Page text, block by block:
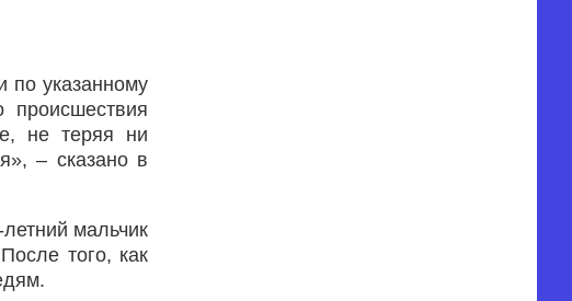
по указанному
не теряя ни
– сказано в
мальчик
того, как